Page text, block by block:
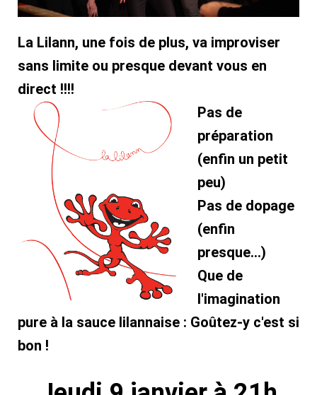
La Lilann, une fois de plus, va improviser
sans limite ou presque devant vous en
direct !!!!
Pas de
préparation
(enfin un petit
peu)
Pas de dopage
(enfin
presque...)
Que de
l'imagination
pure à la sauce lilannaise : Goûtez-y c'est si
bon !